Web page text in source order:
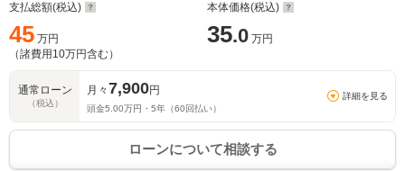
支払総額(税込)
45 万円
（諸費用 10万円含む）
本体価格(税込)
35.0 万円
通常ローン
（税込）
月々7,900円
頭金5.00万円・ 5年（60 回払い）
詳細を見る
ローンについて相談する